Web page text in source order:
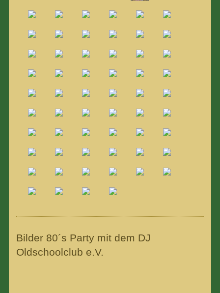
Bilder 80´s Party mit dem DJ
Oldschoolclub e.V.